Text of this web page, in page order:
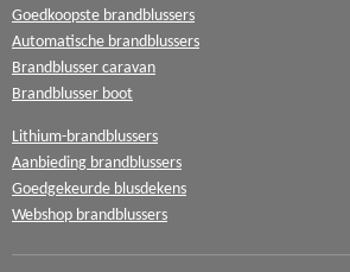
Goedkoopste brandblussers
Automatische brandblussers
Brandblusser caravan
Brandblusser boot
Lithium-brandblussers
Aanbieding brandblussers
Goedgekeurde blusdekens
Webshop brandblussers